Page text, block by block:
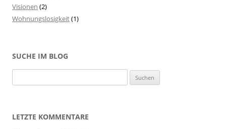
Visionen (2)
Wohnungslosigkeit(1)
SUCHE IM BLOG
u
LETZTE KOMMENTARE